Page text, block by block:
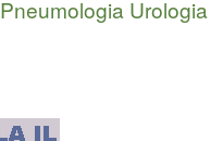
Pneumologia Urologia